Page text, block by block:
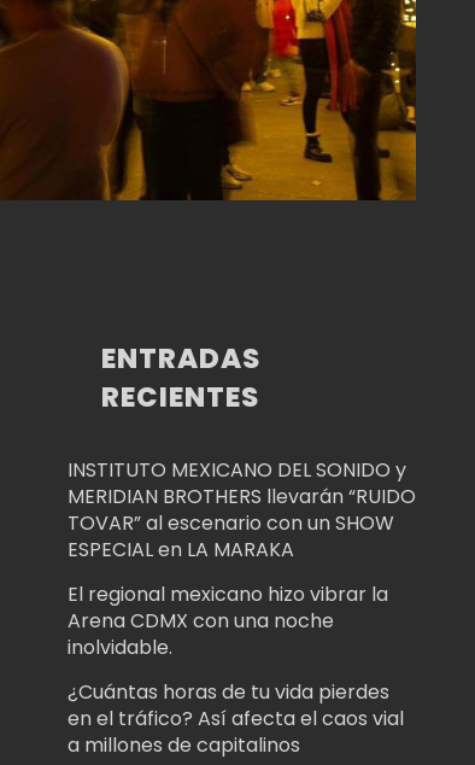
ENTRADAS
RECIENTES
INSTITUTO MEXICANO DEL SONIDO y
MERIDIAN BROTHERS llevarán “RUIDO
TOVAR” al escenario con un SHOW
ESPECIAL en LA MARAKA
El regional mexicano hizo vibrar la
Arena CDMX con una noche
inolvidable.
¿Cuántas horas de tu vida pierdes
en el tráfico? Así afecta el caos vial
a millones de capitalinos